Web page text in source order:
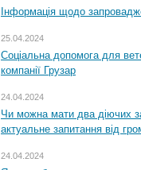
Інформація щодо
25.04.2024
Соціальна допомога для
компанії Грузар
24.04.2024
Чи можна мати два діючих
актуальне запитання від
24.04.2024